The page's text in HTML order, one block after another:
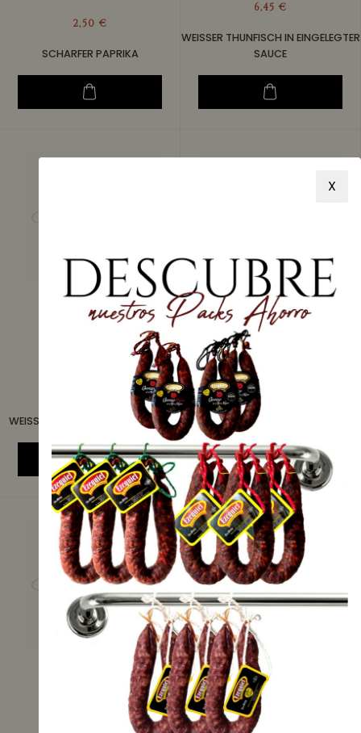
2,50 €
SCHARFER PAPRIKA
6,45 €
WEISSER THUNFISCH IN EINGELEGTER S
AUCE
WEISSER THUNFISCH IN OLIVENÖL
19,95 €
WEISSER SPARGEL EXTRA 4/6 EXTRA D
ICK (IGP)
X